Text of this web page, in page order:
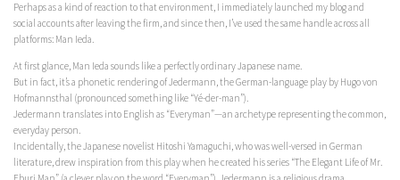
Perhaps as a kind of reaction to that environment, I immediately launched my blog and
social accounts after leaving the firm, and since then, I’ve used the same handle across all
platforms: Man Ieda.
At first glance, Man Ieda sounds like a perfectly ordinary Japanese name.
But in fact, it’s a phonetic rendering of Jedermann, the German-language play by Hugo von
Hofmannsthal (pronounced something like “Yé-der-man”).
Jedermann translates into English as “Everyman”—an archetype representing the common,
everyday person.
Incidentally, the Japanese novelist Hitoshi Yamaguchi, who was well-versed in German
literature, drew inspiration from this play when he created his series “The Elegant Life of Mr.